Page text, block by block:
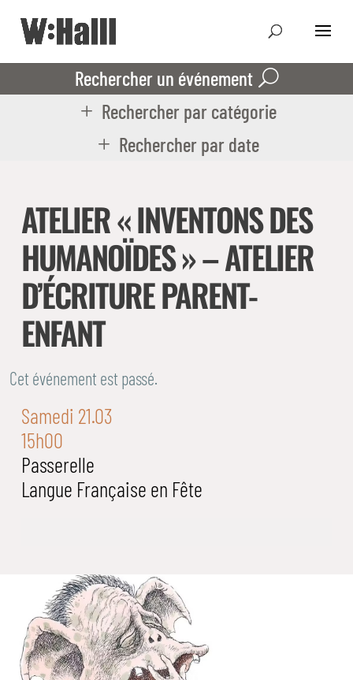
Rechercher un événement
Rechercher par catégorie
Rechercher par date
ATELIER « INVENTONS DES
HUMANOÏDES » – ATELIER
D’ÉCRITURE PARENT-
ENFANT
Cet événement est passé.
Samedi 21.03
15h00
Passerelle
Langue Française en Fête